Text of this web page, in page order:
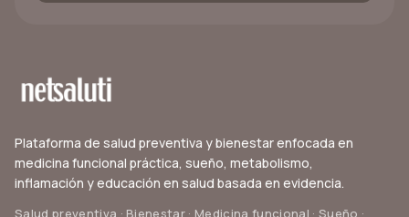
Plataforma de salud preventiva y bienestar enfocada en
medicina funcional práctica, sueño, metabolismo,
inflamación y educación en salud basada en evidencia.
Salud preventiva · Bienestar · Medicina funcional · Sueño ·